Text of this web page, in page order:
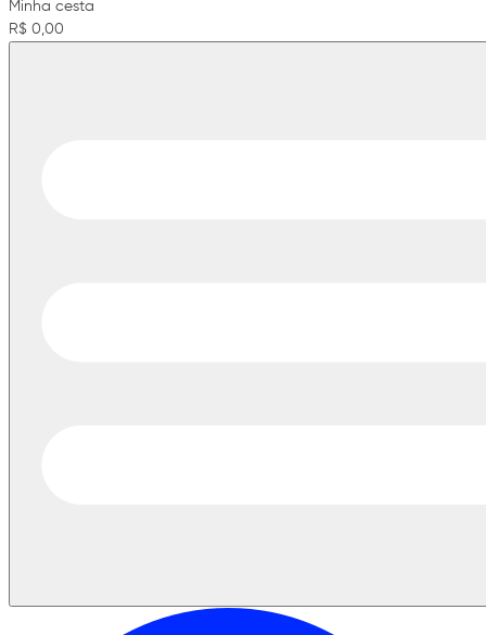
Minha cesta
R$ 0,00